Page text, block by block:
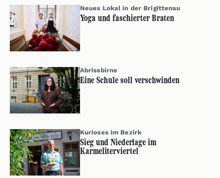
Neues Lokal in der Brigittenau
Yoga und faschierter Braten
Abrissbirne
Eine Schule soll verschwinden
Kurioses im Bezirk
Sieg und Niederlage im
Karmeliterviertel